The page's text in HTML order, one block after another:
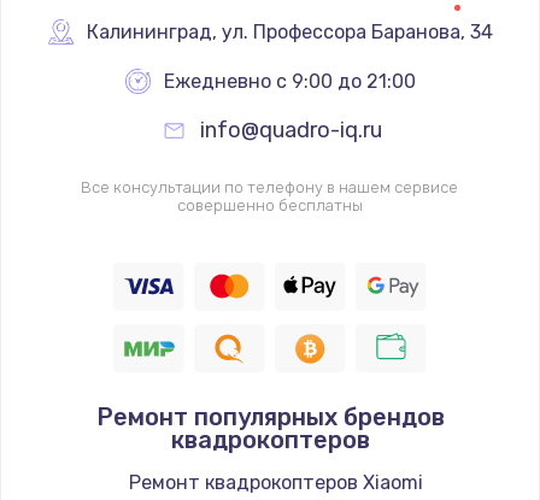
Калининград, ул. Профессора Баранова, 34
Ежедневно с 9:00 до 21:00
info@quadro-iq.ru
Все консультации по телефону в нашем сервисе
совершенно бесплатны
Ремонт популярных брендов
квадрокоптеров
Ремонт квадрокоптеров Xiaomi